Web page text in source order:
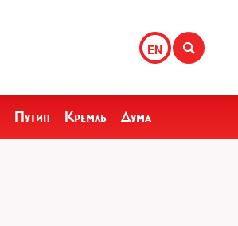
EN
Путин Кремль Дума